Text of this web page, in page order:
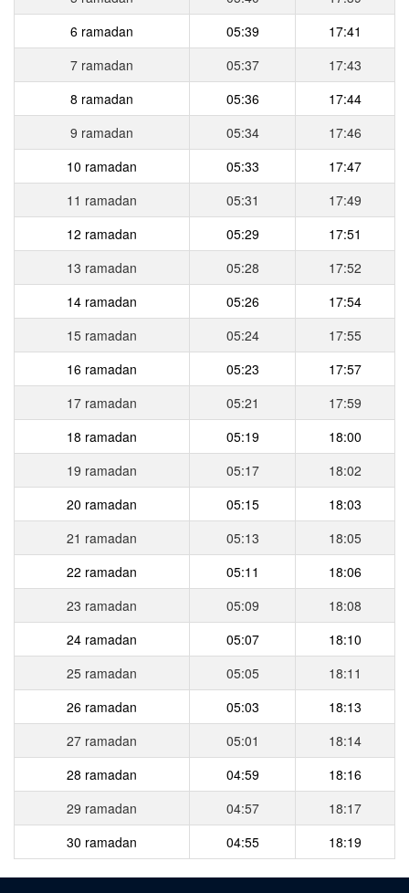
6 ramadan
05:39
17:41
7 ramadan
05:37
17:43
8 ramadan
05:36
17:44
9 ramadan
05:34
17:46
10 ramadan
05:33
17:47
11 ramadan
05:31
17:49
12 ramadan
05:29
17:51
13 ramadan
05:28
17:52
14 ramadan
05:26
17:54
15 ramadan
05:24
17:55
16 ramadan
05:23
17:57
17 ramadan
05:21
17:59
18 ramadan
05:19
18:00
19 ramadan
05:17
18:02
20 ramadan
05:15
18:03
21 ramadan
05:13
18:05
22 ramadan
05:11
18:06
23 ramadan
05:09
18:08
24 ramadan
05:07
18:10
25 ramadan
05:05
18:11
26 ramadan
05:03
18:13
27 ramadan
05:01
18:14
28 ramadan
04:59
18:16
29 ramadan
04:57
18:17
30 ramadan
04:55 18:19